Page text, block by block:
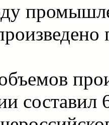
составил